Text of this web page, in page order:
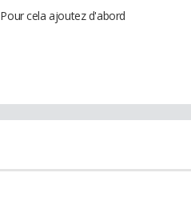
cela ajoutez d'abord